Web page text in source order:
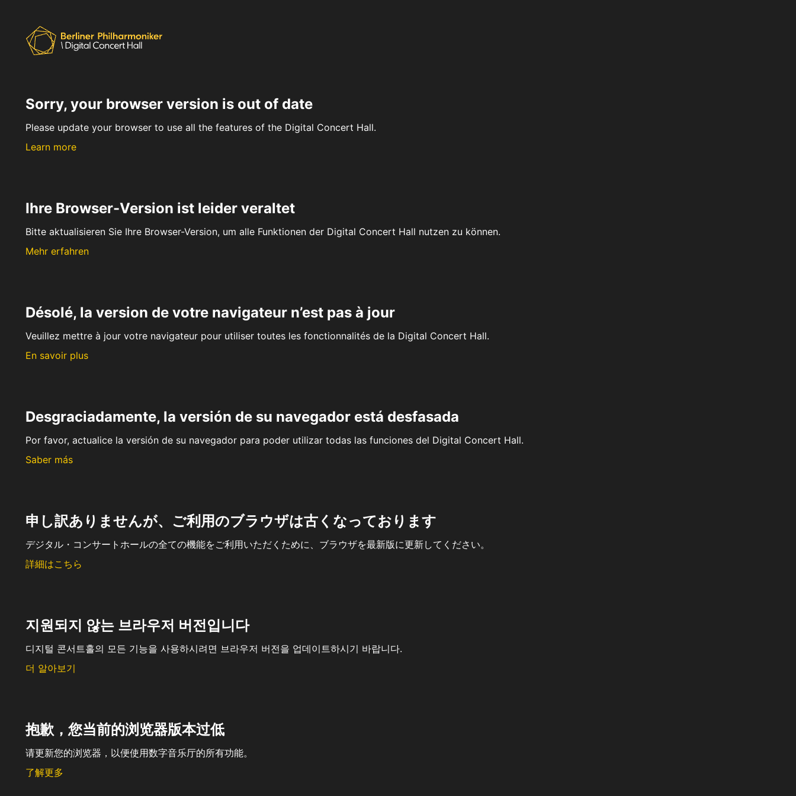
Sorry, your browser version is out of date
Please update your browser to use all the features of the Digital Concert Hall.
Learn more
Ihre Browser-Version ist leider veraltet
Bitte aktualisieren Sie Ihre Browser-Version, um alle Funktionen der Digital Concert Hall nutzen zu können.
Mehr erfahren
Désolé, la version de votre navigateur n’est pas à jour
Veuillez mettre à jour votre navigateur pour utiliser toutes les fonctionnalités de la Digital Concert Hall.
En savoir plus
Desgraciadamente, la versión de su navegador está desfasada
Por favor, actualice la versión de su navegador para poder utilizar todas las funciones del Digital Concert Hall.
Saber más
申し訳ありませんが、ご利用のブラウザは古くなっております
デジタル・コンサートホールの全ての機能をご利用いただくために、ブラウザを最新版に更新してください。
詳細はこちら
지원되지 않는 브라우저 버전입니다
디지털 콘서트홀의 모든 기능을 사용하시려면 브라우저 버전을 업데이트하시기 바랍니다.
더 알아보기
抱歉，您当前的浏览器版本过低
请更新您的浏览器，以便使用数字音乐厅的所有功能。
了解更多